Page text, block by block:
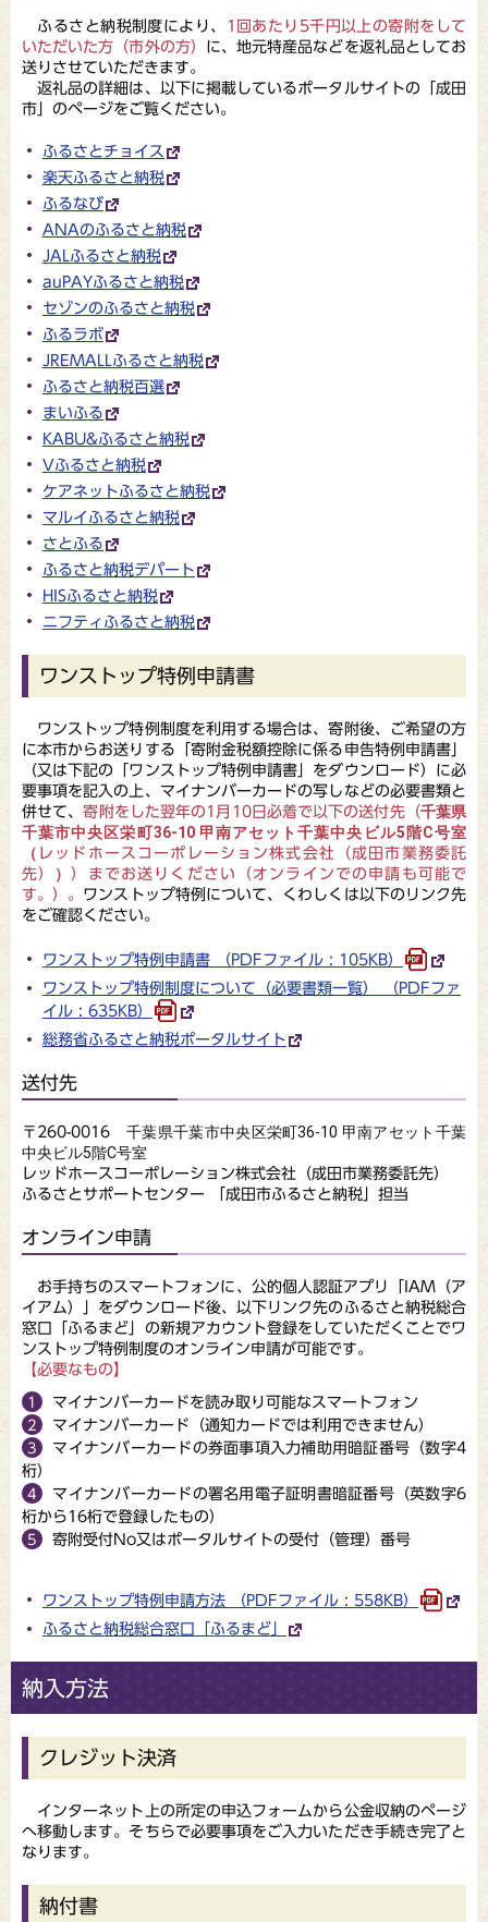
ふるさと納税制度により、
1回あたり5千円以上の寄附をして
いただいた方（市外の方） に、地元特産品などを返礼品としてお
送りさせていただきます。
返礼品の詳細は、以下に掲載しているポータルサイトの「成田
市」のページをご覧ください。
ふるさとチョイス
楽天ふるさと納税
ふるなび
ANAのふるさと納税
JALふるさと納税
auPAYふるさと納税
セゾンのふるさと納税
ふるラボ
JREMALLふるさと納税
ふるさと納税百選
まいふる
KABU&ふるさと納税
Vふるさと納税
ケアネットふるさと納税
マルイふるさと納税
さとふる
ふるさと納税デパート
HISふるさと納税
ニフティふるさと納税
ワンストップ特例申請書
ワンストップ特例制度を利用する場合は、寄附後、ご希望の方
に本市からお送りする「寄附金税額控除に係る申告特例申請書」
（又は下記の「ワンストップ特例申請書」をダウンロード）に必
要事項を記入の上、マイナンバーカードの写しなどの必要書類と
併せて、寄附をした翌年の1月10日必着で以下の送付先（千葉県
千葉市中央区栄町36-10 甲南アセット千葉中央ビル5階C号室
（ レッドホースコーポレーション株式会社（成田市業務委託
先）
）
）までお送りください（オンラインでの申請も可能で
す。）。 ワンストップ特例について、くわしくは以下のリンク先
をご確認ください。
ワンストップ特例申請書 （PDFファイル : 105KB）
ワンストップ特例制度について（必要書類一覧） （PDFファ
イル : 635KB）
総務省ふるさと納税ポータルサイト
送付先
〒260-0016 千葉県千葉市中央区栄町36-10 甲南アセット千葉
中央ビル5階C号室
レッドホースコーポレーション株式会社（成田市業務委託先）
ふるさとサポートセンター 「成田市ふるさと納税」担当
オンライン申請
お手持ちのスマートフォンに、公的個人認証アプリ「IAM（ア
イアム）」をダウンロード後、以下リンク先のふるさと納税総合
窓口「ふるまど」の新規アカウント登録をしていただくことでワ
ンストップ特例制度のオンライン申請が可能です。
【必要なもの】
マイナンバーカードを読み取り可能なスマートフォン
マイナンバーカード（通知カードでは利用できません）
マイナンバーカードの券面事項入力補助用暗証番号（数字4
桁）
マイナンバーカードの署名用電子証明書暗証番号（英数字6
桁から16桁で登録したもの）
寄附受付No又はポータルサイトの受付（管理）番号
ワンストップ特例申請方法 （PDFファイル : 558KB）
ふるさと納税総合窓口「ふるまど」
納入方法
クレジット決済
インターネット上の所定の申込フォームから公金収納のページ
へ移動します。そちらで必要事項をご入力いただき手続き完了と
なります。
納付書